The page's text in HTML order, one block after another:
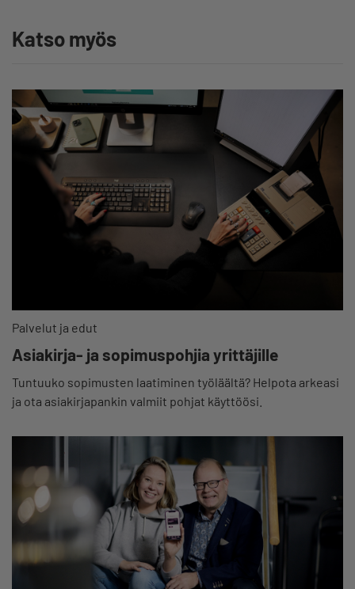
Katso myös
Palvelut ja edut
Asiakirja- ja sopimuspohjia yrittäjille
Tuntuuko sopimusten laatiminen työläältä? Helpota arkeasi
ja ota asiakirjapankin valmiit pohjat käyttöösi.